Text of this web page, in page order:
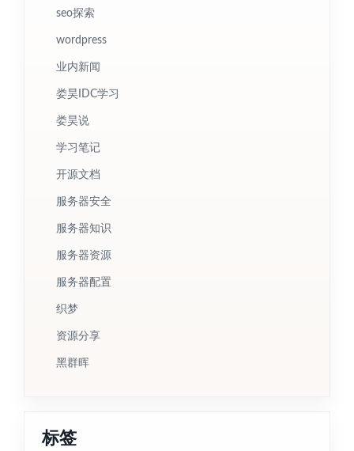
seo探索
wordpress
业内新闻
娄昊IDC学习
娄昊说
学习笔记
开源文档
服务器安全
服务器知识
服务器资源
服务器配置
织梦
资源分享
黑群晖
标签